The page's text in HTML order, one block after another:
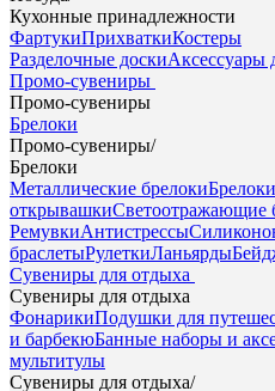
Кухонные принадлежности
ФартукиПрихваткиКостеры
Разделочные доскиАксессуары
Промо-сувениры
Промо-сувениры
Брелоки
Промо-сувениры/
Брелоки
Металлические брелоки
открывашкиСветоотражающие
РемувкиАнтистрессы
браслетыРулеткиЛаньярды
Сувениры для отдыха
Сувениры для отдыха
ФонарикиПодушки для
и барбекюБанные наборы и
мультитулы
Сувениры для отдыха/